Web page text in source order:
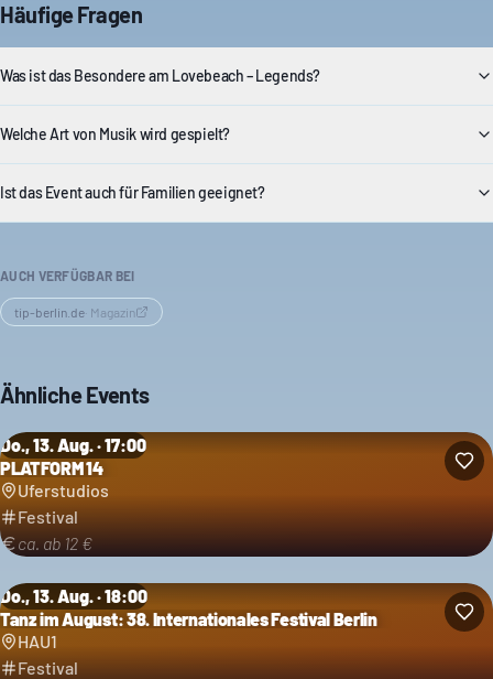
Häufige Fragen
Was ist das Besondere am Lovebeach – Legends?
Welche Art von Musik wird gespielt?
Ist das Event auch für Familien geeignet?
AUCH VERFÜGBAR BEI
tip-berlin.de· Magazin
Ähnliche Events
Do., 13. Aug. · 17:00
PLATFORM 14
Uferstudios
Festival
ca. ab 12 €
Kategorie: Festival
Do., 13. Aug. · 18:00
Tanz im August: 38. Internationales Festival Berlin
HAU1
Festival
Kategorie: Festival